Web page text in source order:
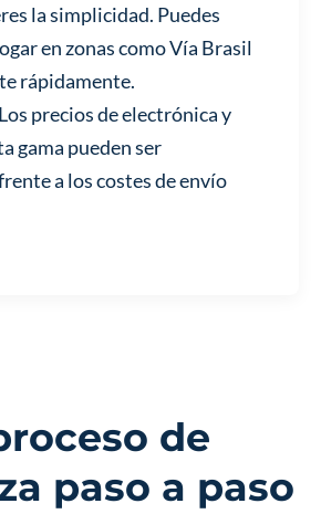
la simplicidad. Puedes
en zonas como Vía Brasil
rápidamente.
Los precios de electrónica y
gama pueden ser
a los costes de envío
de
paso a paso